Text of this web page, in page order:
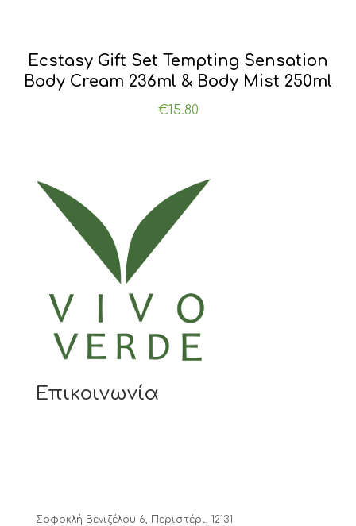
Ecstasy Gift Set Tempting Sensation
Body Cream 236ml & Body Mist 250ml
€15.80
Επικοινωνία
Σοφοκλή Βενιζέλου 6, Περιστέρι, 12131